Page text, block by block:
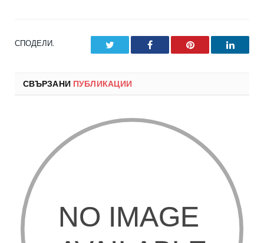
СПОДЕЛИ. Facebook Pinterest
СВЪРЗАНИ ПУБЛИКАЦИИ